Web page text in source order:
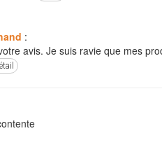
:
avis. Je suis ravie que mes